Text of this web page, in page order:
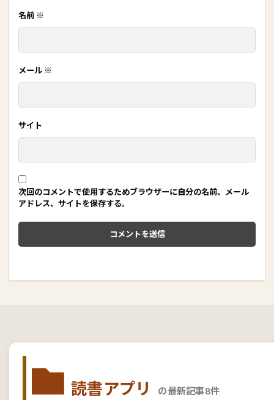
名前 ※
メール ※
サイト
次回のコメントで使用するためブラウザーに自分の名前、メール
アドレス、サイトを保存する。
読書アプリ の最新記事8件